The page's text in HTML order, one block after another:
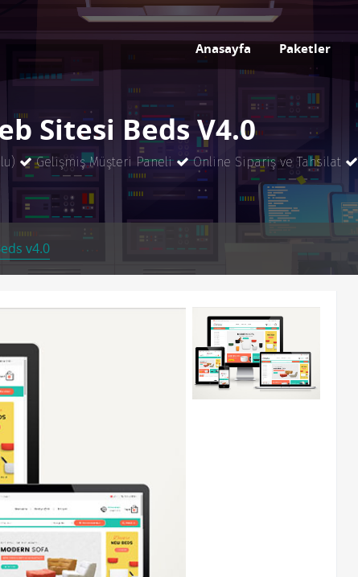
Anasayfa Paketler
Sitesi Beds V4.0
Gelişmiş Müşteri Paneli Online Sipariş ve Tahsilat
v4.0